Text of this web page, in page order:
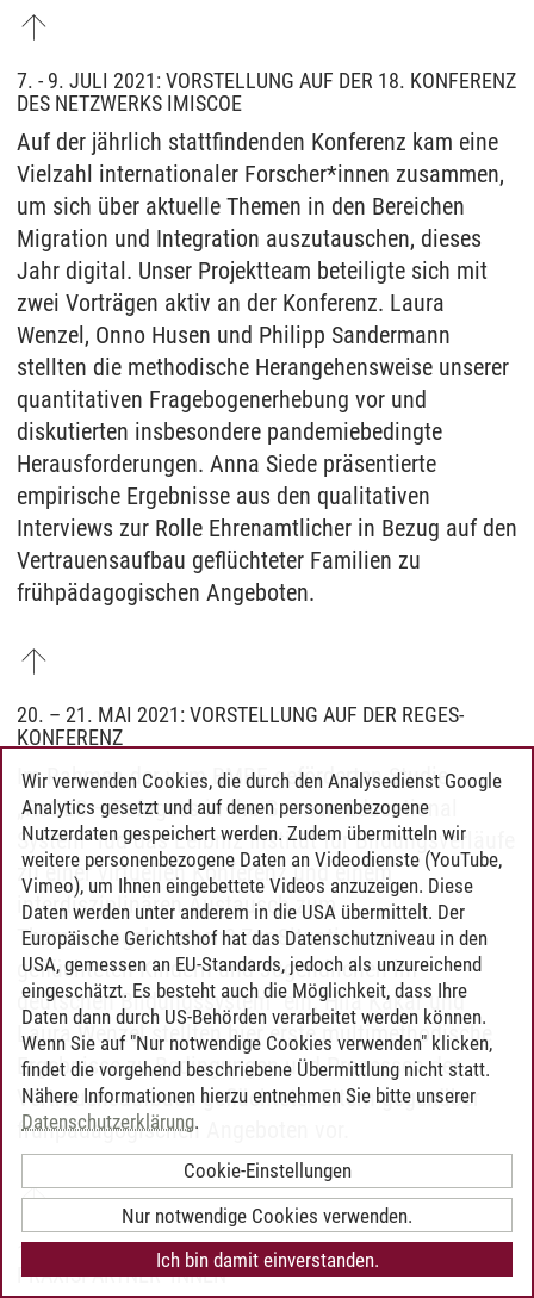
7. - 9. JULI 2021: VORSTELLUNG AUF DER 18. KONFERENZ
DES NETZWERKS IMISCOE
Auf der jährlich stattfindenden Konferenz kam eine
Vielzahl internationaler Forscher*innen zusammen,
um sich über aktuelle Themen in den Bereichen
Migration und Integration auszutauschen, dieses
Jahr digital. Unser Projektteam beteiligte sich mit
zwei Vorträgen aktiv an der Konferenz. Laura
Wenzel, Onno Husen und Philipp Sandermann
stellten die methodische Herangehensweise unserer
quantitativen Fragebogenerhebung vor und
diskutierten insbesondere pandemiebedingte
Herausforderungen. Anna Siede präsentierte
empirische Ergebnisse aus den qualitativen
Interviews zur Rolle Ehrenamtlicher in Bezug auf den
Vertrauensaufbau geflüchteter Familien zu
frühpädagogischen Angeboten.
20. – 21. MAI 2021: VORSTELLUNG AUF DER REGES-
KONFERENZ
Im Rahmen der vom BMBF geförderten Studie
„ReGES – Refugees in the German Educational
System“ lud das Leibniz Institut für Bildungsverläufe
zu einer virtuellen Konferenz und einem
interdisziplinären Austausch zum
Thema „Angekommen? Zur Situation von
geflüchteten Kindern und Jugendlichen im
deutschen Bildungssystem“ ein. Hila Kakar und
Laura Wenzel stellten hier erste multimethodische
Ergebnisse zu Bedingungen und Prozessen des
Vertrauensaufbaus geflüchteter Eltern gegenüber
frühpädagogischen Angeboten vor.
19. MAI 2021 FOLLOW-UP-TREFFEN MIT
PRAXISPARTNER*INNEN
Wir verwenden Cookies, die durch den Analysedienst Google
Analytics gesetzt und auf denen personenbezogene
Nutzerdaten gespeichert werden. Zudem übermitteln wir
weitere personenbezogene Daten an Videodienste (YouTube,
Vimeo), um Ihnen eingebettete Videos anzuzeigen. Diese
Daten werden unter anderem in die USA übermittelt. Der
Europäische Gerichtshof hat das Datenschutzniveau in den
USA, gemessen an EU-Standards, jedoch als unzureichend
eingeschätzt. Es besteht auch die Möglichkeit, dass Ihre
Daten dann durch US-Behörden verarbeitet werden können.
Wenn Sie auf "Nur notwendige Cookies verwenden" klicken,
findet die vorgehend beschriebene Übermittlung nicht statt.
Nähere Informationen hierzu entnehmen Sie bitte unserer
Datenschutzerklärung.
Cookie-Einstellungen
Nur notwendige Cookies verwenden.
Ich bin damit einverstanden.